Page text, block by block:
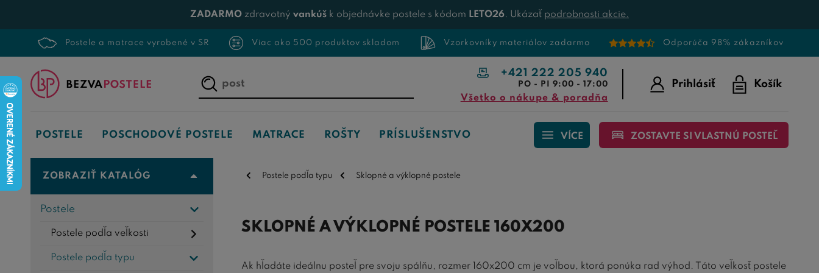
ZADARMO zdravotný vankúš k objednávke postele s kódom LETO26. Ukázať podrobnosti akcie.
Postele a matrace vyrobené v SR Viac ako 500 produktov skladom Vzorkovníky materiálov zadarmo Odporúča 98% zákazníkov
Napíšte,
čo
hľadáte...
+421 222 205 940
PO - PI 9:00 - 17:00
Všetko o nákupe & poradňa
Prihlásiť Košík
POSTELE POSCHODOVÉ POSTELE MATRACE ROŠTY PRÍSLUŠENSTVO VÍCE ZOSTAVTE SI VLASTNÚ POSTEĽ
Postele podľa typu Sklopné a výklopné postele
SKLOPNÉ A VÝKLOPNÉ POSTELE 160X200
Ak hľadáte ideálnu posteľ pre svoju spálňu, rozmer 160x200 cm je voľbou, ktorá ponúka rad výhod. Táto veľkosť postele
ZOBRAZIŤ KATALÓG
Postele
Postele podľa veľkosti
Postele podľa typu